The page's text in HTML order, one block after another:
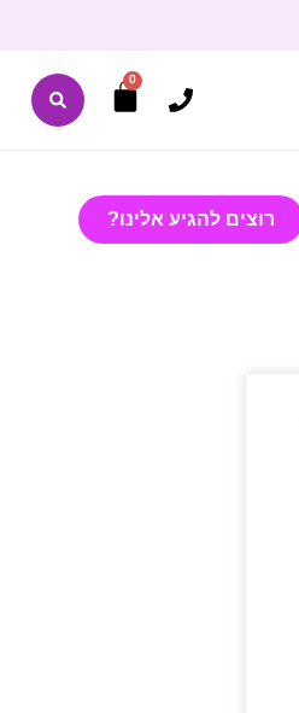
0
רוצים להגיע אלינו?